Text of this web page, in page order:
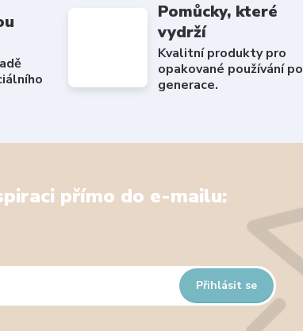
Pomůcky, které
vydrží
Kvalitní produkty pro
opakované používání po
generace.
přímo do e-mailu:
Přihlásit se